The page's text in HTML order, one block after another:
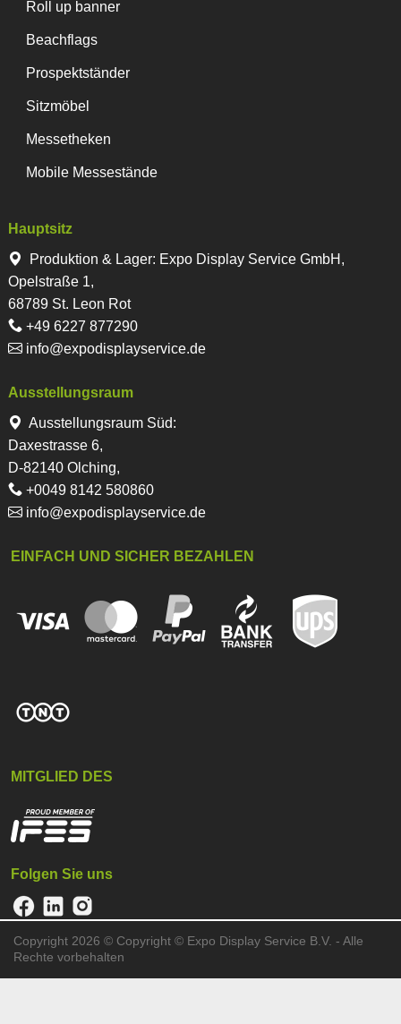
Roll up banner
Beachflags
Prospektständer
Sitzmöbel
Messetheken
Mobile Messestände
Hauptsitz
Produktion & Lager: Expo Display Service GmbH,
Opelstraße 1,
68789 St. Leon Rot
+49 6227 877290
info@expodisplayservice.de
Ausstellungsraum
Ausstellungsraum Süd:
Daxestrasse 6,
D-82140 Olching,
+0049 8142 580860
info@expodisplayservice.de
EINFACH UND SICHER BEZAHLEN
MITGLIED DES
Folgen Sie uns
Copyright 2026 © Copyright © Expo Display Service B.V. - Alle
Rechte vorbehalten